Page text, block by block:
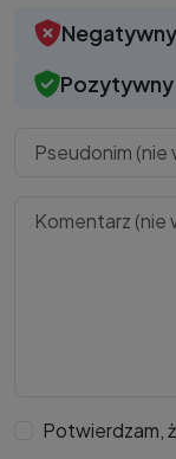
Negatywny
Pozytywny
Potwierdzam,